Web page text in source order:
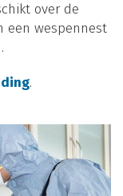
over de
een wespennest
.